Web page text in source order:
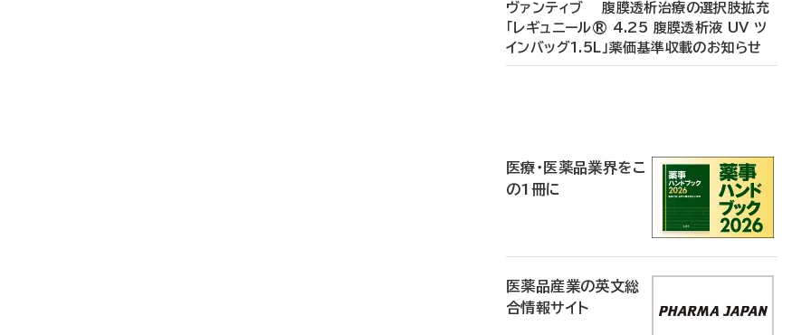
ヴァンティブ 腹膜透析治療の選択肢拡充
「レギュニール® 4.25 腹膜透析液 UV ツ
インバッグ1.5L」薬価基準収載のお知らせ
医療・医薬品業界をこ
の1冊に
医薬品産業の英文総
合情報サイト